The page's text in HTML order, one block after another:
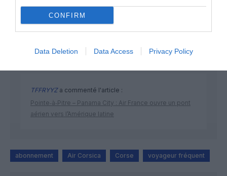
CONFIRM
Data Deletion Data Access Privacy Policy
une saison record malgré le contexte géopolitique
TFFRYYZa commenté l'article :
Pointe‑à‑Pitre – Panama City : Air France ouvre un pont
aérien vers l’Amérique latine
abonnement Air Corsica Corse voyageur fréquent